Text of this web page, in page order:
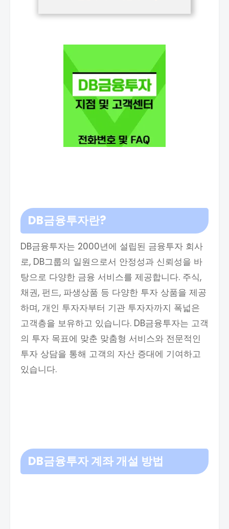
DB금융투자란?
DB금융투자는 2000년에 설립된 금융투자 회사
로, DB그룹의 일원으로서 안정성과 신뢰성을 바
탕으로 다양한 금융 서비스를 제공합니다. 주식,
채권, 펀드, 파생상품 등 다양한 투자 상품을 제공
하며, 개인 투자자부터 기관 투자자까지 폭넓은
고객층을 보유하고 있습니다. DB금융투자는 고객
의 투자 목표에 맞춘 맞춤형 서비스와 전문적인
투자 상담을 통해 고객의 자산 증대에 기여하고
있습니다.
DB금융투자 계좌 개설 방법